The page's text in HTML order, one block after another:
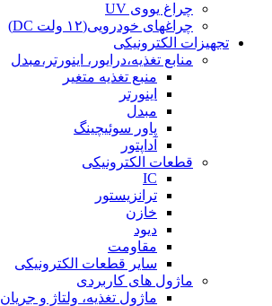
چراغ یووی UV
چراغهای خودرویی(۱۲ ولت DC)
تجهیزات الکترونیکی
منابع تغذیه،درایور، اینورتر،مبدل
منبع تغذیه متغیر
اینورتر
مبدل
پاور سوئیچینگ
آداپتور
قطعات الکترونیکی
IC
ترانزیستور
خازن
دیود
مقاومت
سایر قطعات الکترونیکی
ماژول های کاربردی
ماژول تغذیه، ولتاژ و جریان